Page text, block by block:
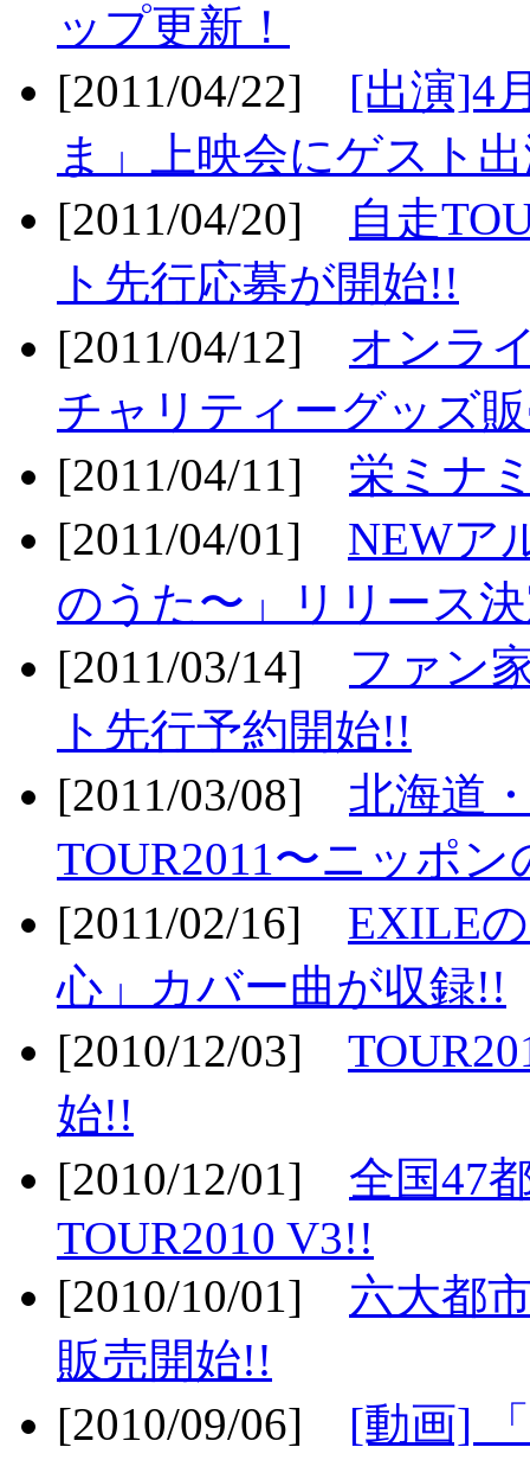
ップ更新！
[2011/04/22] [出演]4
ま」上映会にゲスト
[2011/04/20]
自走
ト先行応募が開始!!
[2011/04/12] オンラ
チャリティーグッズ
[2011/04/11] 栄ミナ
[2011/04/01] NEWア
のうた〜」リリース
[2011/03/14] ファン
ト先行予約開始!!
[2011/03/08] 北海道
TOUR2011〜ニッポ
[2011/02/16] EXILE
心」カバー曲が収録!!
[2010/12/03]
始!!
[2010/12/01] 全国47
TOUR2010 V3!!
[2010/10/01] 六大都
販売開始!!
[2010/09/06] [動画]